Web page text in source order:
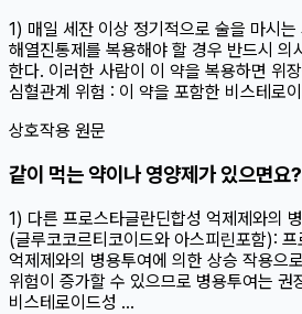
1) 매일 세잔 이상 정기적으로 술을 마시
해열진통제를 복용해야 할 경우 반드시 의
한다. 이러한 사람이 이 약을 복용하면 위
심혈관계 위험 : 이 약을 포함한 비스테로
상호작용 원문
같이 먹는 약이나 영양제가 있으면요?
1) 다른 프로스타글란딘합성 억제제와의
(글루코코르티코이드와 아스피린포함): 프
억제제와의 병용투여에 의한 상승 작용으
위험이 증가할 수 있으므로 병용투여는 권
비스테로이드성 ...